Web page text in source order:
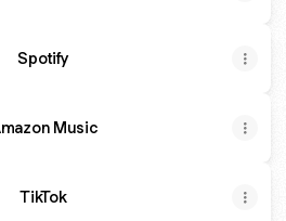
Spotify
Music
TikTok